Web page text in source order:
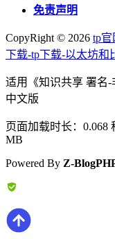
免责声明
CopyRight © 2026 tp官
下载-tp下载-以太坊和
适用《知识共享 署名
中文版
页面加载时长：0.068
MB
Powered By Z-